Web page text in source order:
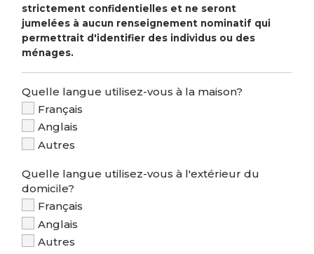
strictement confidentielles et ne seront
jumelées à aucun renseignement nominatif qui
permettrait d'identifier des individus ou des
ménages.
Quelle langue utilisez-vous à la maison?
Français
Anglais
Autres
Quelle langue utilisez-vous à l'extérieur du
domicile?
Français
Anglais
Autres